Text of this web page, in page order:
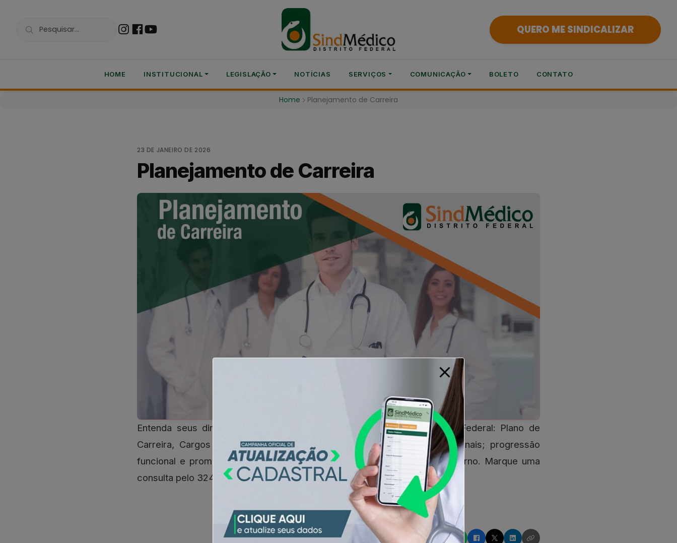
QUERO ME SINDICALIZAR
HOME INSTITUCIONAL LEGISLAÇÃO NOTÍCIAS SERVIÇOS COMUNICAÇÃO BOLETO CONTATO
Home Planejamento de Carreira
23 DE JANEIRO DE 2026
Planejamento de Carreira
Entenda seus direitos e obrigações como servidor público do Distrito Federal: Plano de
Carreira, Cargos e Salários; remuneração básica, gratificações e adicionais; progressão
funcional e promoções; licenças e abonos; horas extras e adicional noturno. Marque uma
consulta pelo 3244-1998.
COMPARTILHAR: